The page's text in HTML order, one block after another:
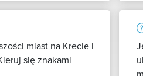
miast na Krecie i
się znakami